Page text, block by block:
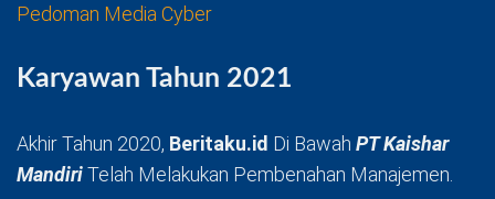
Pedoman Media Cyber
Karyawan Tahun 2021
Akhir Tahun 2020, Beritaku.id Di Bawah PT Kaishar
MandiriTelah Melakukan Pembenahan Manajemen.